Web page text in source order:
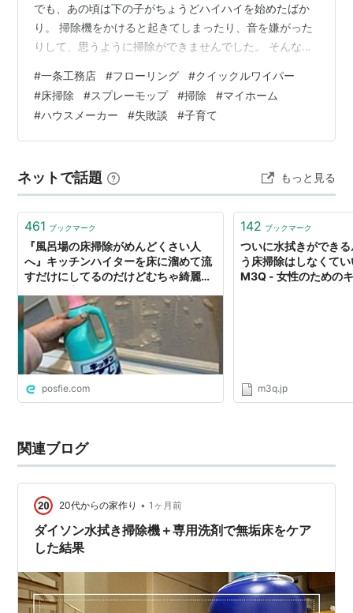
でも、あの頃は下の子がちょうどハイハイを始めたばか
り。 掃除機をかけると起きてしまったり、音を嫌がった
りして、思うように掃除ができませんでした。 そんな時
を立てずにサッと掃除ができるので、「これは便利！」
と毎日のように使っていました。 しかし、ある日ふと床
を見て違和感を覚えたんです。 「なんだかフローリング
の色が薄くなっている気がする……。」 今回は、一条工
が家で行っている床掃除の方法をご紹介…
#一条工務店 #フローリング #クイックルワイパー
#床掃除 #スプレーモップ #掃除 #マイホーム
#ハウスメーカー #失敗談 #子育て
ネットで話題 もっと見る
461 ブックマーク
『風呂場の床掃除がめんどくさい人
へ』キッチンハイターを床に溜めて流
すだけにしてるのだけどむちゃ綺麗に
posfie.com
142 ブックマーク
ついに水拭きができ
う床掃除はしなくて
M3Q - 女性のための
m3q.jp
関連ブログ
20代からの家作り • 1ヶ月前
ダイソン水拭き掃除機＋専用洗剤で無垢床をケア
した結果